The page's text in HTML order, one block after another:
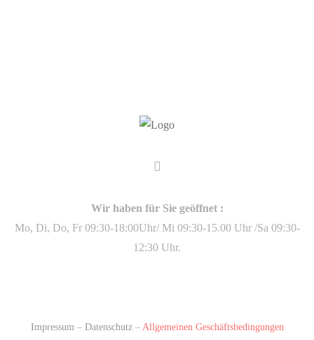
Wir haben für Sie geöffnet :
Mo, Di, Do, Fr 09:30-18:00Uhr/ Mi 09:30-15.00 Uhr /Sa 09:30-
12:30 Uhr.
Impressum– Datenschutz– Allgemeinen Geschäftsbedingungen